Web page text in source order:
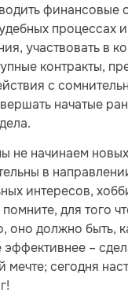
финансовые
процессах
участвовать в
контракты,
с
начатые
не начинаем
в
интересов,
для того
оно должно быть,
–
мечте; сегодня